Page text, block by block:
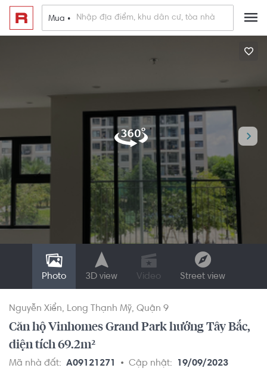
Mua •
Photo 3D view Video Street view
Nguyễn Xiển Long Thạnh Mỹ Quận 9
Căn hộ Vinhomes Grand Park hướng Tây Bắc,
diện tích 69.2m²
Mã nhà đất: A09121271 Cập nhật: 19/09/2023